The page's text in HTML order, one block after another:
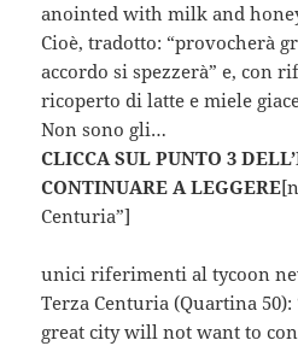
anointed with milk and
Cioè, tradotto: “provocherà
accordo si spezzerà” e, con
ricoperto di latte e miele
Non sono gli…
CLICCA SUL PUNTO 3
CONTINUARE A LEGGERE
Centuria”]
unici riferimenti al tycoon
Terza Centuria (Quartina
great city will not want to